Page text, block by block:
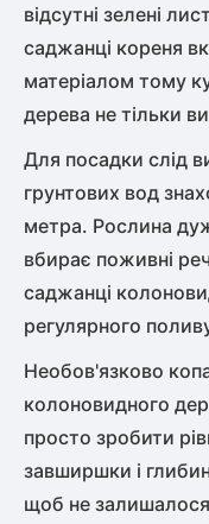
відсутні зелені
саджанці кореня
матеріалом тому
дерева не тільки
Для посадки слід
грунтових вод
метра. Рослина
вбирає поживні
саджанці
регулярного поливу
Необов'язково
колоновидного
просто зробити
завширшки і
щоб не